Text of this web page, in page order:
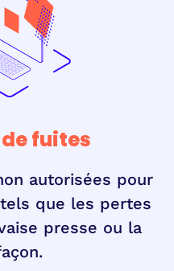
fuites
autorisées pour
que les pertes
presse ou la